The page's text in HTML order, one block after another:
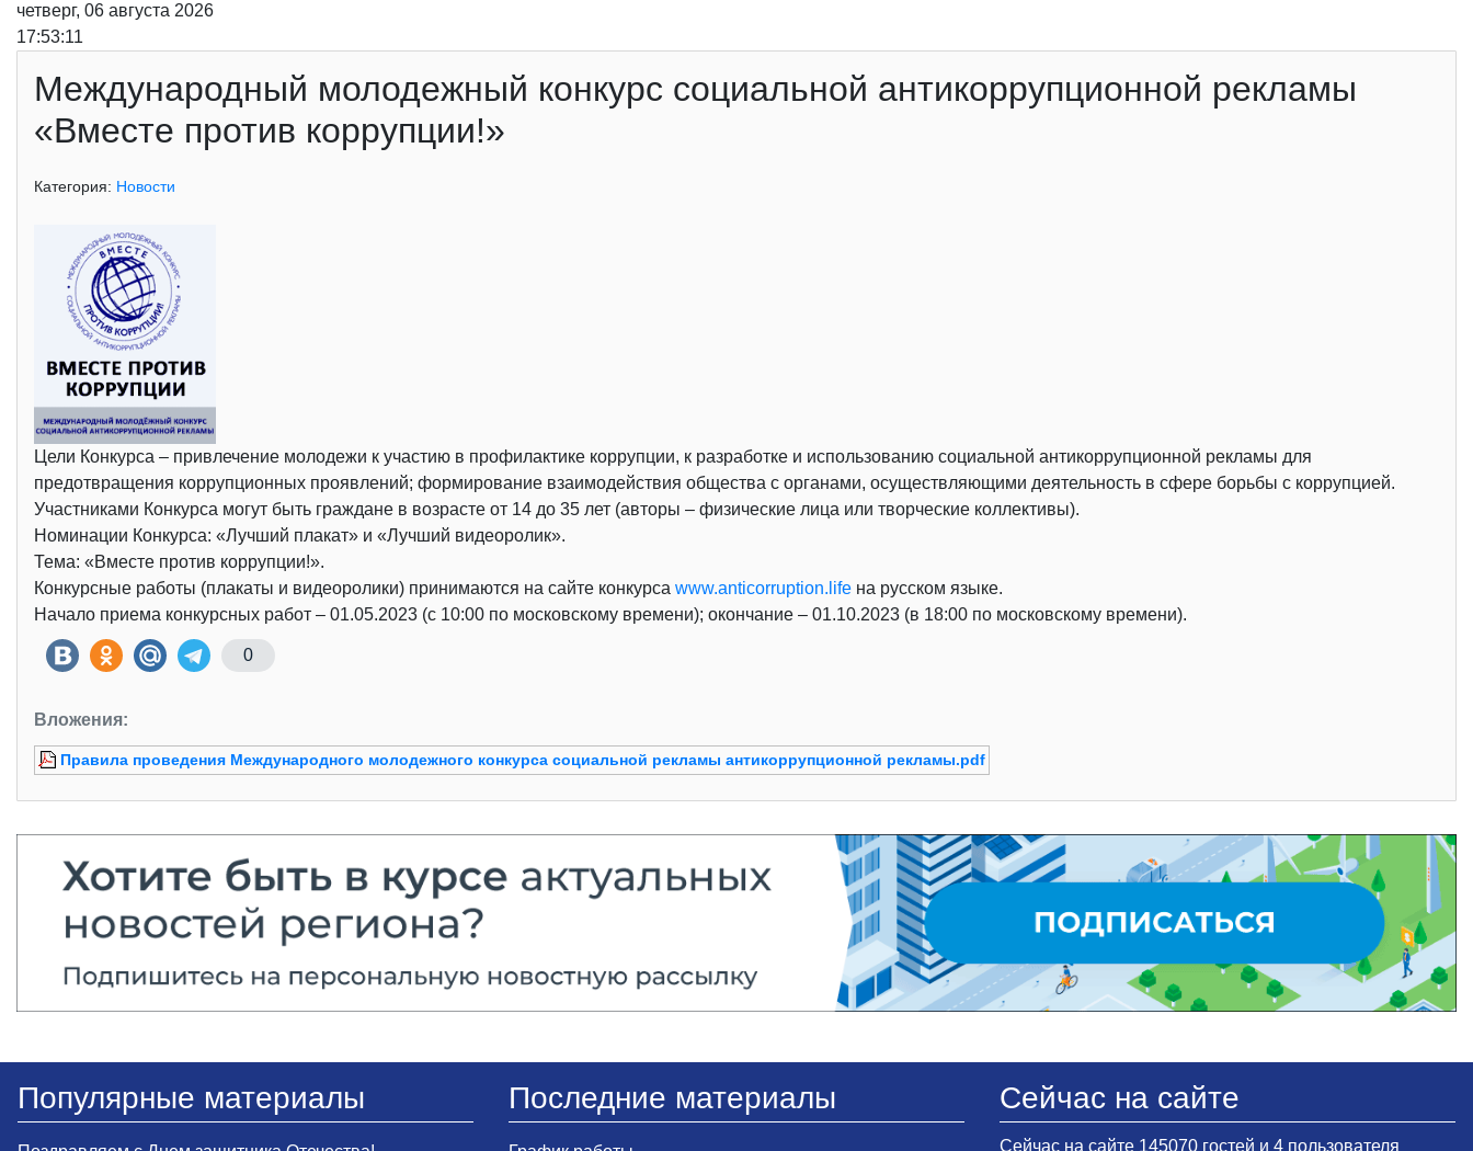
четверг, 06 августа 2026
17:53:12
Международный молодежный конкурс социальной антикоррупционной рекламы
«Вместе против коррупции!»
Категория: Новости
Цели Конкурса – привлечение молодежи к участию в профилактике коррупции, к разработке и использованию социальной антикоррупционной рекламы для
предотвращения коррупционных проявлений; формирование взаимодействия общества с органами, осуществляющими деятельность в сфере борьбы с коррупцией.
Участниками Конкурса могут быть граждане в возрасте от 14 до 35 лет (авторы – физические лица или творческие коллективы).
Номинации Конкурса: «Лучший плакат» и «Лучший видеоролик».
Тема: «Вместе против коррупции!».
Конкурсные работы (плакаты и видеоролики) принимаются на сайте конкурса www.anticorruption.life на русском языке.
Начало приема конкурсных работ – 01.05.2023 (с 10:00 по московскому времени); окончание – 01.10.2023 (в 18:00 по московскому времени).
0
Вложения:
Правила проведения Международного молодежного конкурса социальной рекламы антикоррупционной рекламы.pdf
Популярные материалы Последние материалы Сейчас на сайте
Сейчас на сайте 145070 гостей и 4 пользователя